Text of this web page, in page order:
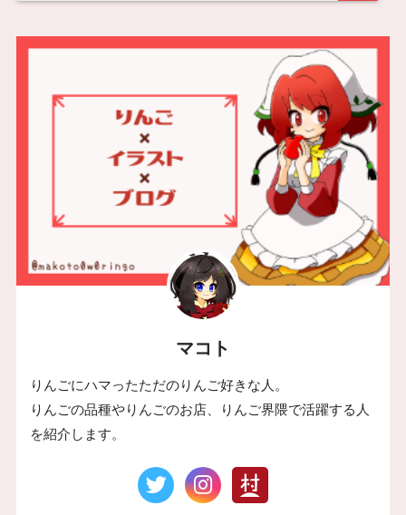
マコト
りんごにハマったただのりんご好きな人。
りんごの品種やりんごのお店、りんご界隈で活躍する人
を紹介します。